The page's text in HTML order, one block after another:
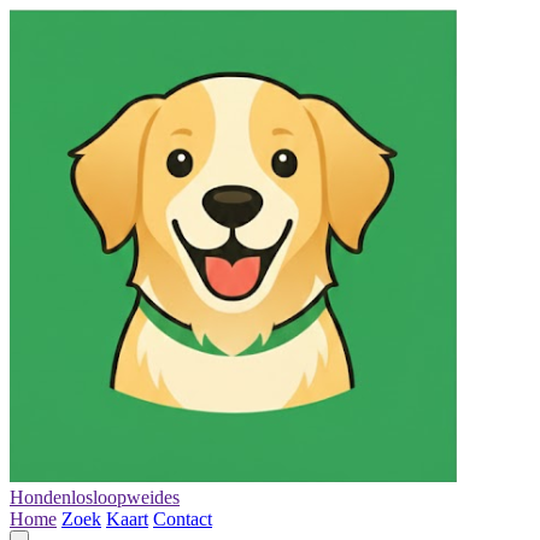
Hondenlosloopweides
Home Zoek Kaart Contact